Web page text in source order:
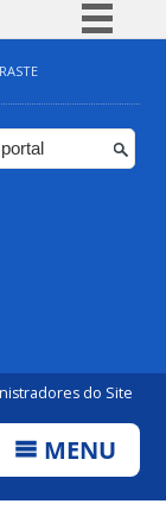
BR
do Site
MENU